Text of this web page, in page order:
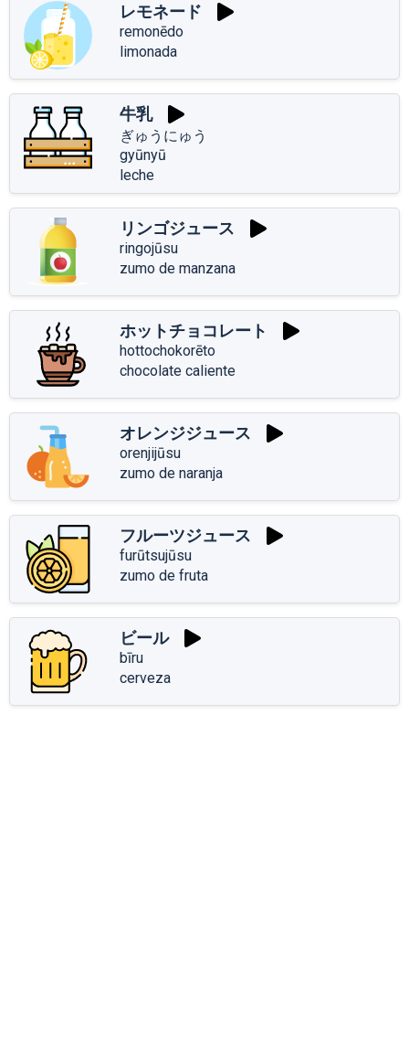
レモネード
remonēdo
limonada
牛乳
ぎゅうにゅう
gyūnyū
leche
リンゴジュース
ringojūsu
zumo de manzana
ホットチョコレート
hottochokorēto
chocolate caliente
オレンジジュース
orenjijūsu
zumo de naranja
フルーツジュース
furūtsujūsu
zumo de fruta
ビール
bīru
cerveza